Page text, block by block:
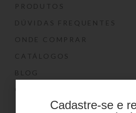
PRODUTOS
DÚVIDAS FREQUENTES
ONDE COMPRAR
CATÁLOGOS
BLOG
CONTATO
MarcasCadastre-se e